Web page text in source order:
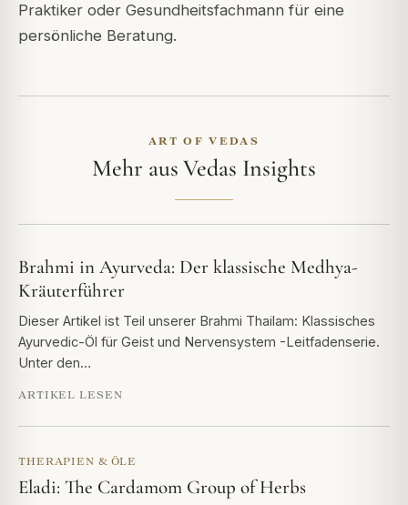
Praktiker oder Gesundheitsfachmann für eine
persönliche Beratung.
ART OF VEDAS
Mehr aus Vedas Insights
Brahmi in Ayurveda: Der klassische Medhya-
Kräuterführer
Dieser Artikel ist Teil unserer Brahmi Thailam: Klassisches
Ayurvedic-Öl für Geist und Nervensystem -Leitfadenserie.
Unter den…
ARTIKEL LESEN
THERAPIEN & ÖLE
Eladi: The Cardamom Group of Herbs